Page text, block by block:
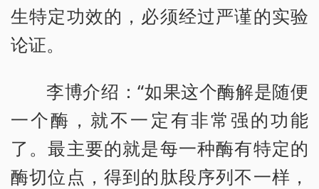
生特定功效的，必须经过严谨的实验
论证。
李博介绍：“如果这个酶解是随便
一个酶，就不一定有非常强的功能
了。最主要的就是每一种酶有特定的
酶切位点，得到的肽段序列不一样，